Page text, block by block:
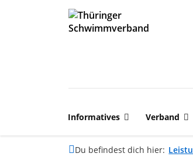
Informatives Verband
Du befindest dich hier: